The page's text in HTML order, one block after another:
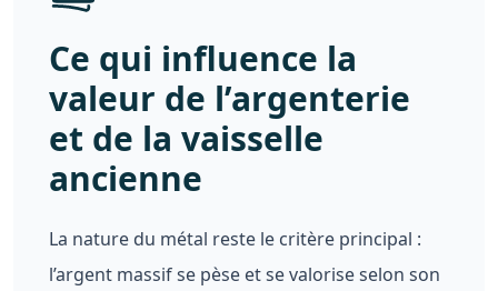
Ce qui influence la
valeur de l’argenterie
et de la vaisselle
ancienne
La nature du métal reste le critère principal :
l’argent massif se pèse et se valorise selon son